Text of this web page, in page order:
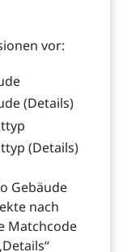
vor:
(Details)
(Details)
Gebäude
nach
Matchcode